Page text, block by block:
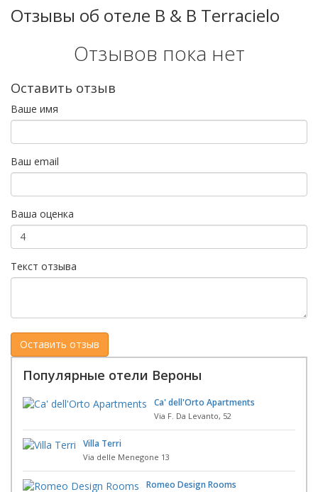
Отзывы об отеле B & B Terracielo
Отзывов пока нет
Оставить отзыв
Ваше имя
Ваш email
Ваша оценка
Текст отзыва
Популярные отели Вероны
Ca' dell'Orto Apartments
Via F. Da Levanto, 52
Villa Terri
Via delle Menegone 13
Romeo Design Rooms